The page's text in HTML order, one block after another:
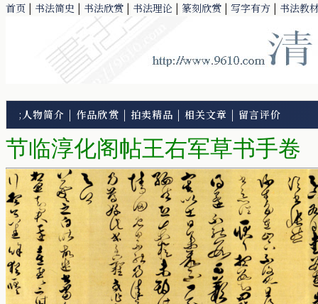
首页 | 书法简史 | 书法欣赏 | 书法理论 | 篆刻欣赏 | 写字有方 | 书法教
; 人物简介 | 作品欣赏 | 拍卖精品 | 相关文章 | 留言评价
节临淳化阁帖王右军草书手卷